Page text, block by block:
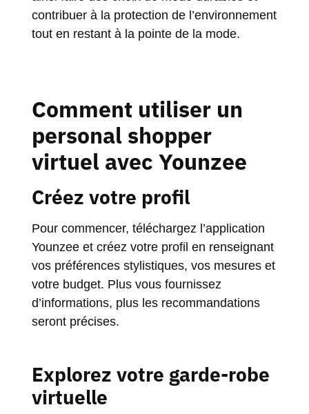
contribuer à la protection de l’environnement
tout en restant à la pointe de la mode.
Comment utiliser un
personal shopper
virtuel avec Younzee
Créez votre profil
Pour commencer, téléchargez l’application
Younzee et créez votre profil en renseignant
vos préférences stylistiques, vos mesures et
votre budget. Plus vous fournissez
d’informations, plus les recommandations
seront précises.
Explorez votre garde-robe
virtuelle